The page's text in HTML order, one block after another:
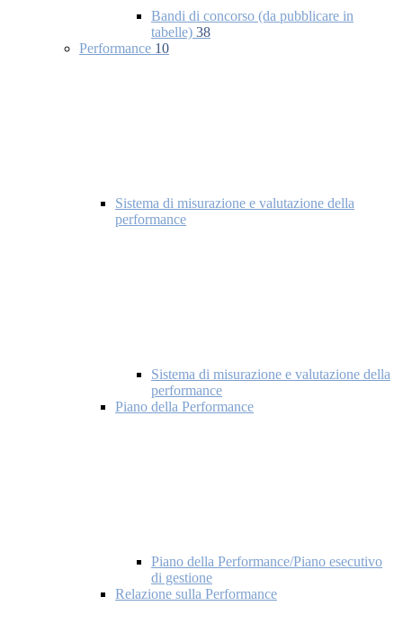
Bandi di concorso (da pubblicare in
tabelle) 38
Performance 10
Sistema di misurazione e valutazione della
performance
Sistema di misurazione e valutazione della
performance
Piano della Performance
Piano della Performance/Piano esecutivo
di gestione
Relazione sulla Performance